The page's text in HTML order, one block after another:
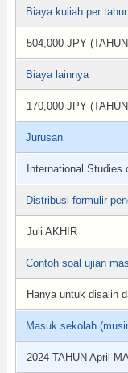
Biaya kuliah per
504,000 JPY
Biaya lainnya
170,000 JPY
Jurusan
International
Distribusi formulir
Juli AKHIR
Contoh soal ujian
Hanya untuk disalin
Masuk sekolah
2024 TAHUN April